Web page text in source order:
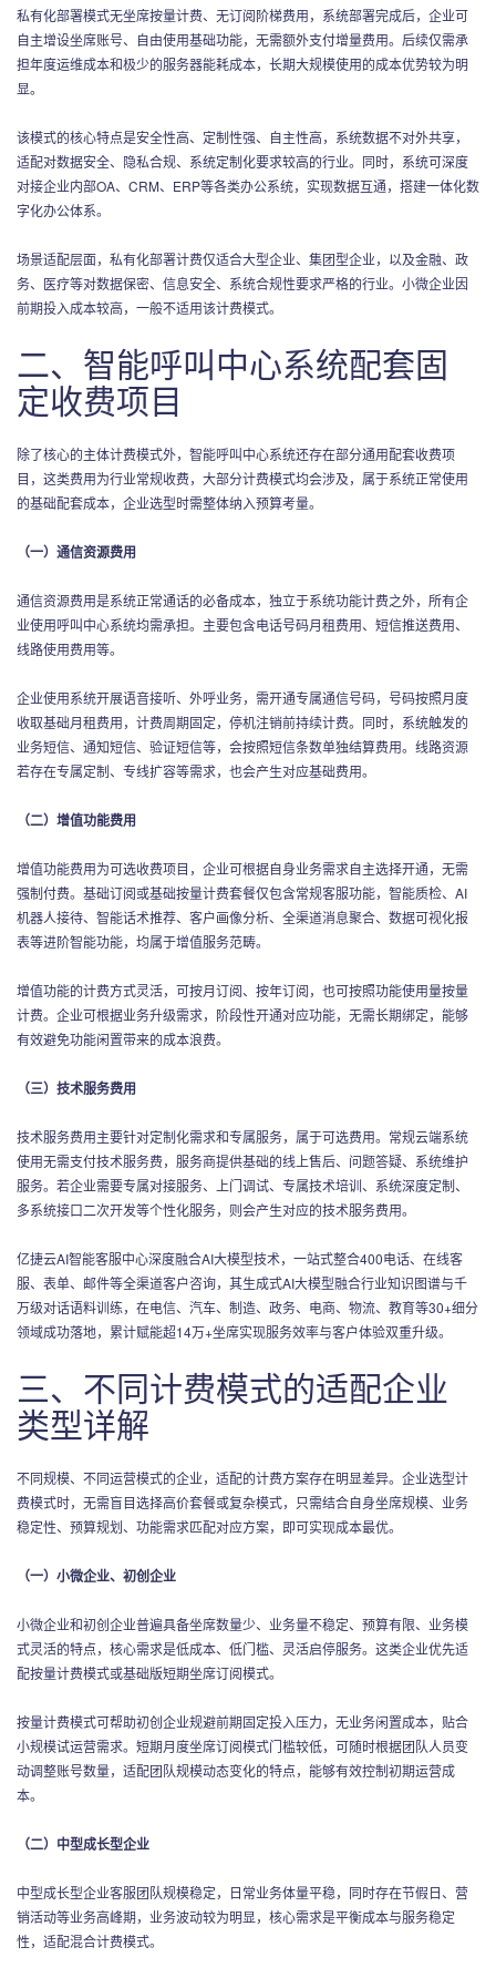
私有化部署模式无坐席按量计费、无订阅阶梯费用，系统部署完成后，企业可
自主增设坐席账号、自由使用基础功能，无需额外支付增量费用。后续仅需承
担年度运维成本和极少的服务器能耗成本，长期大规模使用的成本优势较为明
显。
该模式的核心特点是安全性高、定制性强、自主性高，系统数据不对外共享，
适配对数据安全、隐私合规、系统定制化要求较高的行业。同时，系统可深度
对接企业内部OA、CRM、ERP等各类办公系统，实现数据互通，搭建一体化数
字化办公体系。
场景适配层面，私有化部署计费仅适合大型企业、集团型企业，以及金融、政
务、医疗等对数据保密、信息安全、系统合规性要求严格的行业。小微企业因
前期投入成本较高，一般不适用该计费模式。
二、智能呼叫中心系统配套固
定收费项目
除了核心的主体计费模式外，智能呼叫中心系统还存在部分通用配套收费项
目，这类费用为行业常规收费，大部分计费模式均会涉及，属于系统正常使用
的基础配套成本，企业选型时需整体纳入预算考量。
（一）通信资源费用
通信资源费用是系统正常通话的必备成本，独立于系统功能计费之外，所有企
业使用呼叫中心系统均需承担。主要包含电话号码月租费用、短信推送费用、
线路使用费用等。
企业使用系统开展语音接听、外呼业务，需开通专属通信号码，号码按照月度
收取基础月租费用，计费周期固定，停机注销前持续计费。同时，系统触发的
业务短信、通知短信、验证短信等，会按照短信条数单独结算费用。线路资源
若存在专属定制、专线扩容等需求，也会产生对应基础费用。
（二）增值功能费用
增值功能费用为可选收费项目，企业可根据自身业务需求自主选择开通，无需
强制付费。基础订阅或基础按量计费套餐仅包含常规客服功能，智能质检、AI
机器人接待、智能话术推荐、客户画像分析、全渠道消息聚合、数据可视化报
表等进阶智能功能，均属于增值服务范畴。
增值功能的计费方式灵活，可按月订阅、按年订阅，也可按照功能使用量按量
计费。企业可根据业务升级需求，阶段性开通对应功能，无需长期绑定，能够
有效避免功能闲置带来的成本浪费。
（三）技术服务费用
技术服务费用主要针对定制化需求和专属服务，属于可选费用。常规云端系统
使用无需支付技术服务费，服务商提供基础的线上售后、问题答疑、系统维护
服务。若企业需要专属对接服务、上门调试、专属技术培训、系统深度定制、
多系统接口二次开发等个性化服务，则会产生对应的技术服务费用。
亿捷云AI智能客服中心深度融合AI大模型技术，一站式整合400电话、在线客
服、表单、邮件等全渠道客户咨询，其生成式AI大模型融合行业知识图谱与千
万级对话语料训练，在电信、汽车、制造、政务、电商、物流、教育等30+细分
领域成功落地，累计赋能超14万+坐席实现服务效率与客户体验双重升级。
三、不同计费模式的适配企业
类型详解
不同规模、不同运营模式的企业，适配的计费方案存在明显差异。企业选型计
费模式时，无需盲目选择高价套餐或复杂模式，只需结合自身坐席规模、业务
稳定性、预算规划、功能需求匹配对应方案，即可实现成本最优。
（一）小微企业、初创企业
小微企业和初创企业普遍具备坐席数量少、业务量不稳定、预算有限、业务模
式灵活的特点，核心需求是低成本、低门槛、灵活启停服务。这类企业优先适
配按量计费模式或基础版短期坐席订阅模式。
按量计费模式可帮助初创企业规避前期固定投入压力，无业务闲置成本，贴合
小规模试运营需求。短期月度坐席订阅模式门槛较低，可随时根据团队人员变
动调整账号数量，适配团队规模动态变化的特点，能够有效控制初期运营成
本。
（二）中型成长型企业
中型成长型企业客服团队规模稳定，日常业务体量平稳，同时存在节假日、营
销活动等业务高峰期，业务波动较为明显，核心需求是平衡成本与服务稳定
性，适配混合计费模式。